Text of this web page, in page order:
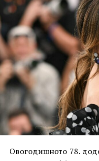
Овогодишното 78.